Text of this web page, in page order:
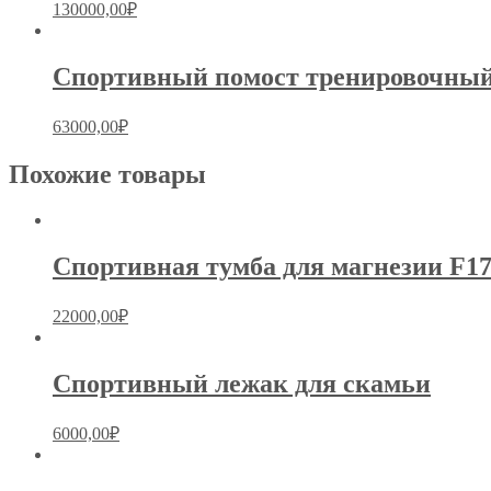
130000,00₽
Спортивный помост
63000,00₽
Похожие товары
Спортивная тумба для магнезии
22000,00₽
Спортивный лежак для скамьи
6000,00₽